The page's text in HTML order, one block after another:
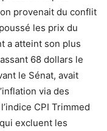
provenait du conflit
les prix du
a atteint son plus
68 dollars le
le Sénat, avait
via des
CPI Trimmed
excluent les